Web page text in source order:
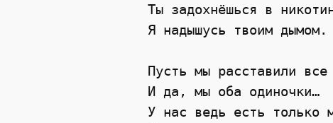
Ты задохнёшься в
Я надышусь твоим дымом.
Пусть мы расставили все
И да, мы оба одиночки…
У нас ведь есть только